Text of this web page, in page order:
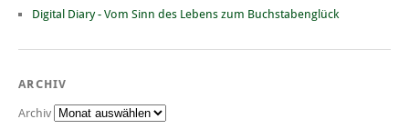
Digital Diary - Vom Sinn des Lebens zum Buchstabenglück
ARCHIV
Archiv